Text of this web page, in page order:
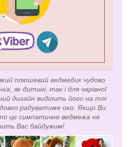
плюшевий ведмедик чудово
як дитині, так і для чарівної
дизайн виділить його на тлі
довго радуватиме око. Якщо Ви
це симпатичне ведмежа не
Вас байдужим!